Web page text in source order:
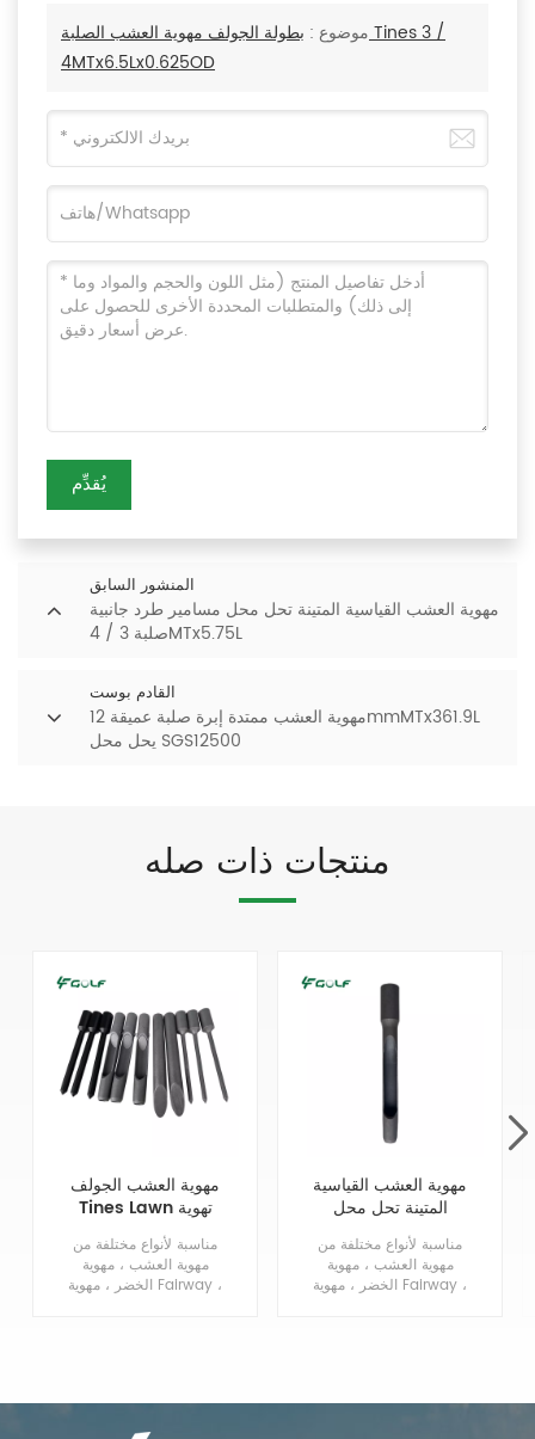
موضوع : بطولة الجولف مهوية العشب الصلبة Tines 3 /
4MTx6.5Lx0.625OD
يُقدِّم
المنشور السابق
مهوية العشب القياسية المتينة تحل محل مسامير طرد جانبية
صلبة 3 / 4MTx5.75L
القادم بوست
مهوية العشب ممتدة إبرة صلبة عميقة 12mmMTx361.9L
يحل محل SGS12500
منتجات ذات صله
مهوية العشب الجولف
Tines Lawn تهوية
Tines استبدال
مناسبة لأنواع مختلفة من
مهوية العشب ، مهوية
الخضر ، مهوية Fairway ،
مهوية العشب القياسية
المتينة تحل محل
مسامير طرد جانبية
صلبة 3 / 4MTx5.75L
مناسبة لأنواع مختلفة من
مهوية العشب ، مهوية
الخضر ، مهوية Fairway ،